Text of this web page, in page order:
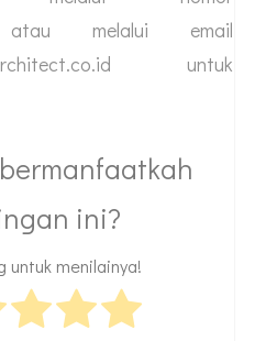
juga bisa mendapatkan
pada proses
Karena itulah segera
melalui email
untuk